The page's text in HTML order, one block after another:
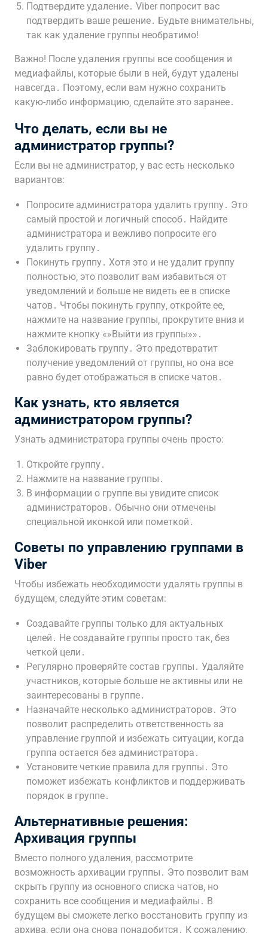
Подтвердите удаление․ Viber попросит вас
подтвердить ваше решение․ Будьте внимательны‚
так как удаление группы необратимо!
Важно! После удаления группы все сообщения и
медиафайлы‚ которые были в ней‚ будут удалены
навсегда․ Поэтому‚ если вам нужно сохранить
какую-либо информацию‚ сделайте это заранее․
Что делать‚ если вы не
администратор группы?
Если вы не администратор‚ у вас есть несколько
вариантов:
Попросите администратора удалить группу․ Это
самый простой и логичный способ․ Найдите
администратора и вежливо попросите его
удалить группу․
Покинуть группу․ Хотя это и не удалит группу
полностью‚ это позволит вам избавиться от
уведомлений и больше не видеть ее в списке
чатов․ Чтобы покинуть группу‚ откройте ее‚
нажмите на название группы‚ прокрутите вниз и
нажмите кнопку «»Выйти из группы»»․
Заблокировать группу․ Это предотвратит
получение уведомлений от группы‚ но она все
равно будет отображаться в списке чатов․
Как узнать‚ кто является
администратором группы?
Узнать администратора группы очень просто:
Откройте группу․
Нажмите на название группы․
В информации о группе вы увидите список
администраторов․ Обычно они отмечены
специальной иконкой или пометкой․
Советы по управлению группами в
Viber
Чтобы избежать необходимости удалять группы в
будущем‚ следуйте этим советам:
Создавайте группы только для актуальных
целей․ Не создавайте группы просто так‚ без
четкой цели․
Регулярно проверяйте состав группы․ Удаляйте
участников‚ которые больше не активны или не
заинтересованы в группе․
Назначайте несколько администраторов․ Это
позволит распределить ответственность за
управление группой и избежать ситуации‚ когда
группа остается без администратора․
Установите четкие правила для группы․ Это
поможет избежать конфликтов и поддерживать
порядок в группе․
Альтернативные решения:
Архивация группы
Вместо полного удаления‚ рассмотрите
возможность архивации группы․ Это позволит вам
скрыть группу из основного списка чатов‚ но
сохранить все сообщения и медиафайлы․ В
будущем вы сможете легко восстановить группу из
архива‚ если она снова понадобится․ К сожалению‚